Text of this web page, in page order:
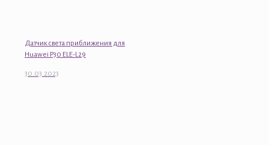
Датчик света приближения для
Huawei P30 ELE-L29
30.03.2023